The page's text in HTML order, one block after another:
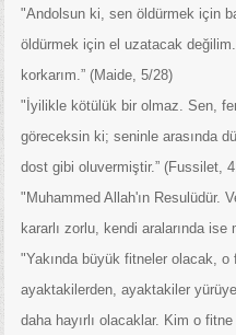
"Andolsun ki, sen öldürmek için
öldürmek için el uzatacak
korkarım.” (Maide, 5/28)
"İyilikle kötülük bir olmaz. Sen,
göreceksin ki; seninle arasında
dost gibi oluvermiştir.” (Fussilet,
"Muhammed Allah'ın Resulüdür.
kararlı zorlu, kendi aralarında
"Yakında büyük fitneler olacak,
ayaktakilerden, ayaktakiler
daha hayırlı olacaklar. Kim o